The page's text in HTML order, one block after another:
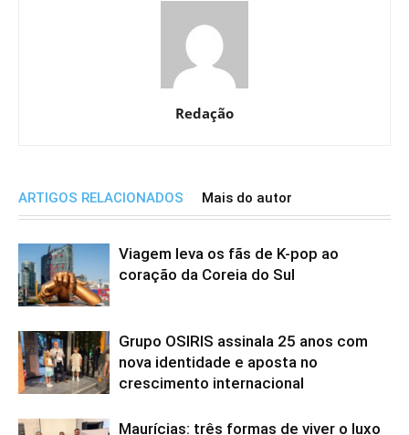
Redação
ARTIGOS RELACIONADOS Mais do autor
Viagem leva os fãs de K-pop ao
coração da Coreia do Sul
Grupo OSIRIS assinala 25 anos com
nova identidade e aposta no
crescimento internacional
Maurícias: três formas de viver o luxo